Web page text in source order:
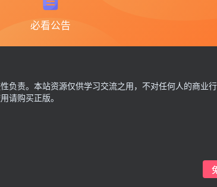
必看公告
责。本站资源仅供学习交流之用，不对任何人的商业行
请购买正版。